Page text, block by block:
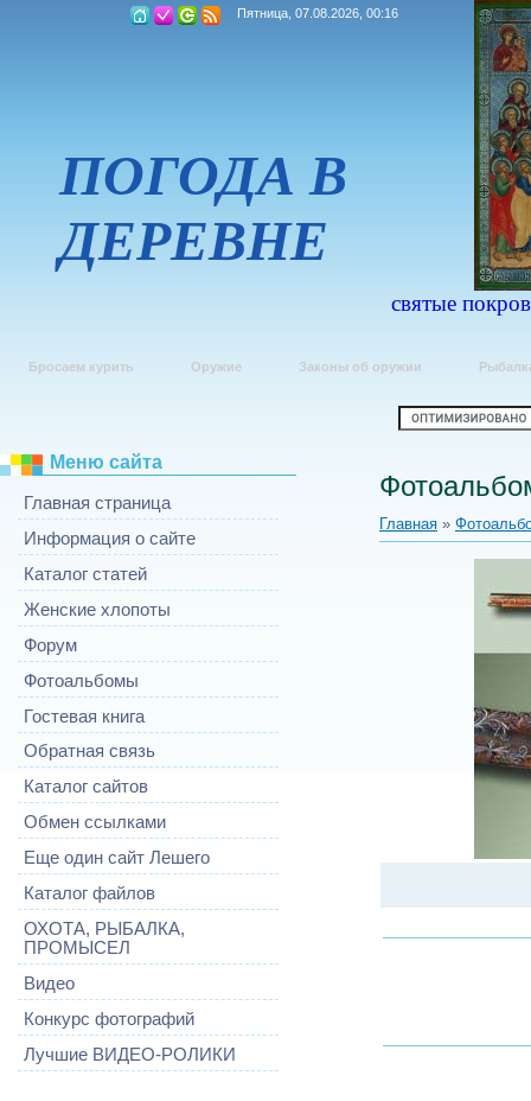
Пятница, 07.08.2026, 00:16
ПОГОДА В
ДЕРЕВНЕ
святые
Бросаем курить Оружие Законы об оружии
Меню сайта
Главная страница
Информация о сайте
Каталог статей
Женские хлопоты
Форум
Фотоальбомы
Гостевая книга
Обратная связь
Каталог сайтов
Обмен ссылками
Еще один сайт Лешего
Каталог файлов
ОХОТА, РЫБАЛКА,
ПРОМЫСЕЛ
Видео
Конкурс фотографий
Лучшие ВИДЕО-РОЛИКИ
Главная »